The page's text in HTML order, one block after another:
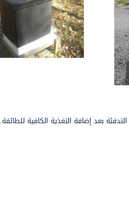
بعد إضافة التغذية الكافية للطائفة.